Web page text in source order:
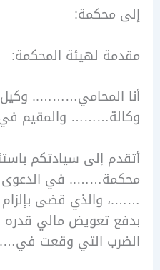
لهيئة المحكمة:
وكيل
والمقيم
إلى سيادتكم باستئناف
في الدعوى
قضى بإلزام
تعويض مالي قدره (قيمة
التي وقعت في…../…./